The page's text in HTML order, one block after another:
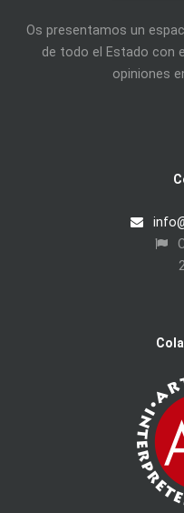
Os presentamos un
de todo el Estado con
opiniones